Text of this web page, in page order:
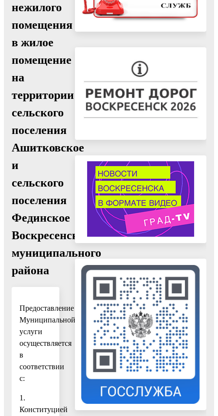
нежилого
помещения
в жилое
помещение
на
территории
сельского
поселения
Ашитковское
и
сельского
поселения
Фединское
Воскресенского
муниципального
района
Предоставление
Муниципальной
услуги
осуществляется
в
соответствии
с:
1.
Конституцией